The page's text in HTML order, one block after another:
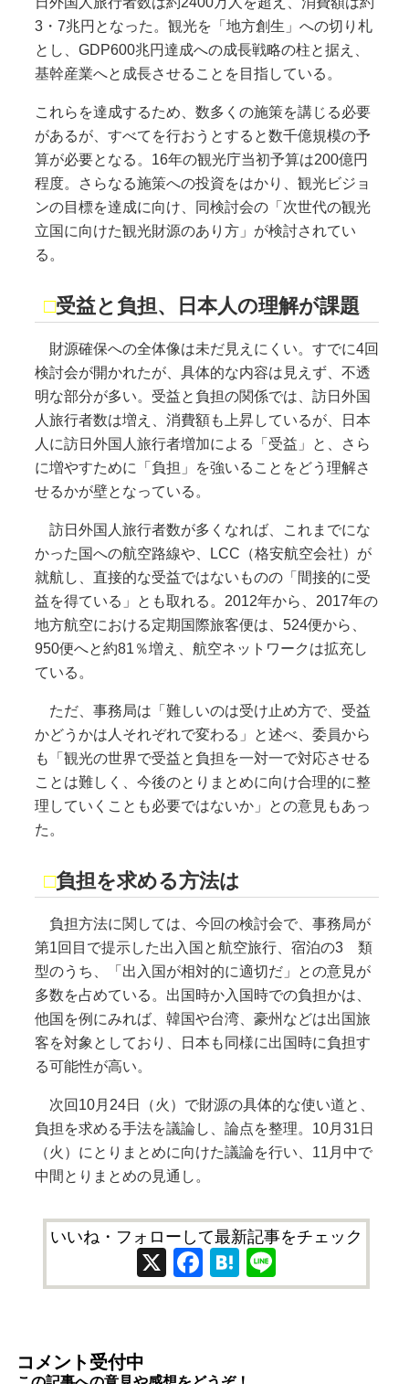
3・7兆円となった。観光を「地方創生」への切り札
とし、GDP600兆円達成への成長戦略の柱と据え、
基幹産業へと成長させることを目指している。
これらを達成するため、数多くの施策を講じる必要
があるが、すべてを行おうとすると数千億規模の予
算が必要となる。16年の観光庁当初予算は200億円
程度。さらなる施策への投資をはかり、観光ビジョ
ンの目標を達成に向け、同検討会の「次世代の観光
立国に向けた観光財源のあり方」が検討されてい
る。
□受益と負担、日本人の理解が課題
財源確保への全体像は未だ見えにくい。すでに4回
検討会が開かれたが、具体的な内容は見えず、不透
明な部分が多い。受益と負担の関係では、訪日外国
人旅行者数は増え、消費額も上昇しているが、日本
人に訪日外国人旅行者増加による「受益」と、さら
に増やすために「負担」を強いることをどう理解さ
せるかが壁となっている。
訪日外国人旅行者数が多くなれば、これまでにな
かった国への航空路線や、LCC（格安航空会社）が
就航し、直接的な受益ではないものの「間接的に受
益を得ている」とも取れる。2012年から、2017年の
地方航空における定期国際旅客便は、524便から、
950便へと約81％増え、航空ネットワークは拡充し
ている。
ただ、事務局は「難しいのは受け止め方で、受益
かどうかは人それぞれで変わる」と述べ、委員から
も「観光の世界で受益と負担を一対一で対応させる
ことは難しく、今後のとりまとめに向け合理的に整
理していくことも必要ではないか」との意見もあっ
た。
□負担を求める方法は
負担方法に関しては、今回の検討会で、事務局が
第1回目で提示した出入国と航空旅行、宿泊の3 類
型のうち、「出入国が相対的に適切だ」との意見が
多数を占めている。出国時か入国時での負担かは、
他国を例にみれば、韓国や台湾、豪州などは出国旅
客を対象としており、日本も同様に出国時に負担す
る可能性が高い。
次回10月24日（火）で財源の具体的な使い道と、
負担を求める手法を議論し、論点を整理。10月31日
（火）にとりまとめに向けた議論を行い、11月中で
中間とりまとめの見通し。
いいね・フォローして最新記事をチェック
X Facebook
Hatena
コメント受付中